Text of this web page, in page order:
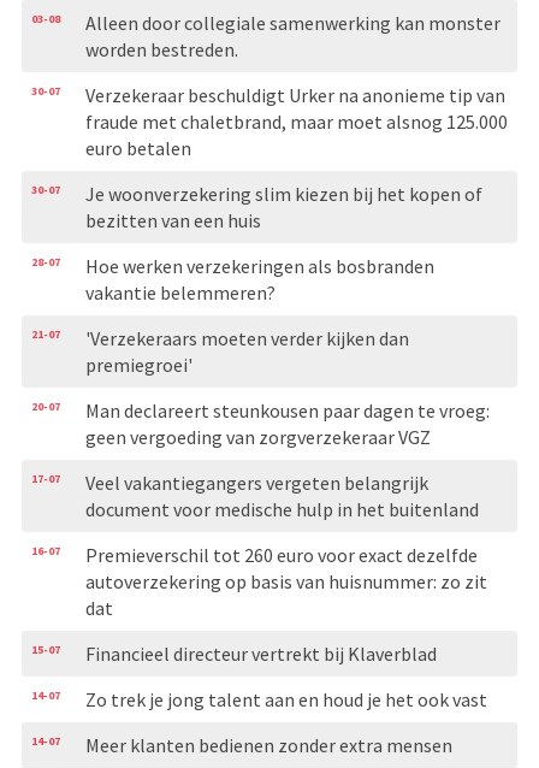
03-08
Alleen door collegiale samenwerking kan monster
worden bestreden.
30-07
Verzekeraar beschuldigt Urker na anonieme tip van
fraude met chaletbrand, maar moet alsnog 125.000
euro betalen
30-07
Je woonverzekering slim kiezen bij het kopen of
bezitten van een huis
28-07
Hoe werken verzekeringen als bosbranden
vakantie belemmeren?
21-07
'Verzekeraars moeten verder kijken dan
premiegroei'
20-07
Man declareert steunkousen paar dagen te vroeg:
geen vergoeding van zorgverzekeraar VGZ
17-07
Veel vakantiegangers vergeten belangrijk
document voor medische hulp in het buitenland
16-07
Premieverschil tot 260 euro voor exact dezelfde
autoverzekering op basis van huisnummer: zo zit
dat
15-07 Financieel directeur vertrekt bij Klaverblad
14-07 Zo trek je jong talent aan en houd je het ook vast
14-07 Meer klanten bedienen zonder extra mensen